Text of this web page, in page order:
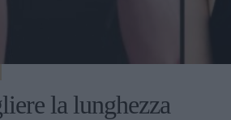
la lunghezza